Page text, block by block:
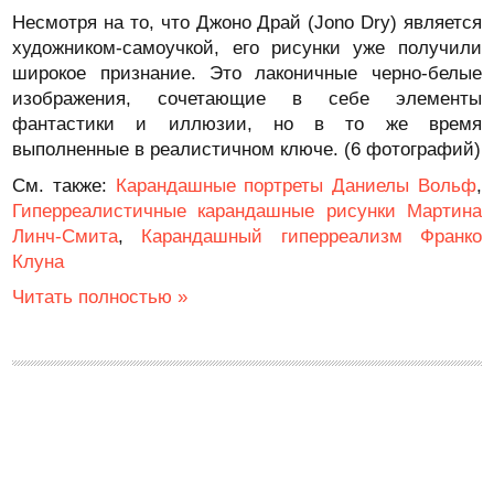
Несмотря на то, что Джоно Драй (Jono Dry) является
художником-самоучкой, его рисунки уже получили
широкое признание. Это лаконичные черно-белые
изображения, сочетающие в себе элементы
фантастики и иллюзии, но в то же время
выполненные в реалистичном ключе. (6 фотографий)
См. также: Карандашные портреты Даниелы Вольф,
Гиперреалистичные карандашные рисунки Мартина
Линч-Смита, Карандашный гиперреализм Франко
Клуна
Читать полностью »